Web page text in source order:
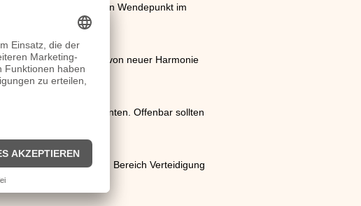
markierte einen Wendepunkt im
Merz sprach von neuer Harmonie
des US-Präsidenten. Offenbar sollten
Zusammenarbeit im Bereich Verteidigung